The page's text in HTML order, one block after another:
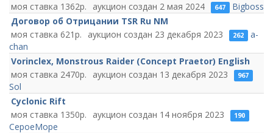
1362
2 мая 2024 647
Bigboss
Договор об Отрицании TSR Ru NM
621
23 декабря 2023 262
a-
chan
Vorinclex, Monstrous Raider (Concept Praetor) English
2470
13 декабря 2023 967
Sol
Cyclonic Rift
1350
14 ноября 2023 190
CepoeMope